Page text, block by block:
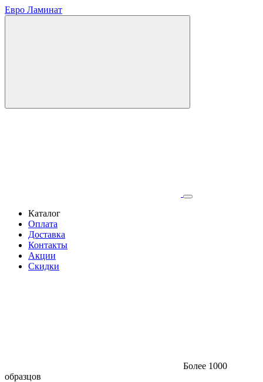
Евро Ламинат
Каталог
Оплата
Доставка
Контакты
Акции
Скидки
Более 1000
образцов